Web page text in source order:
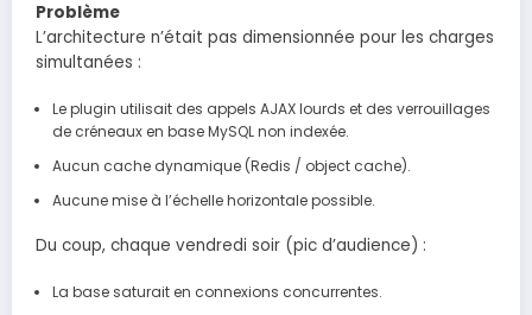
Problème
L’architecture n’était pas dimensionnée pour les charges
simultanées :
Le plugin utilisait des appels AJAX lourds et des verrouillages
de créneaux en base MySQL non indexée.
Aucun cache dynamique (Redis / object cache).
Aucune mise à l’échelle horizontale possible.
Du coup, chaque vendredi soir (pic d’audience) :
La base saturait en connexions concurrentes.